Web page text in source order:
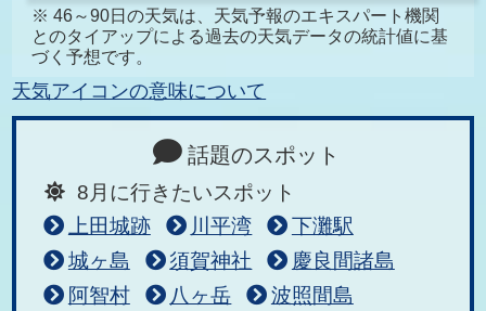
※ 46～90日の天気は、天気予報のエキスパート機関
とのタイアップによる過去の天気データの統計値に基
づく予想です。
天気アイコンの意味について
話題のスポット
8月に行きたいスポット
上田城跡
川平湾
下灘駅
城ヶ島
須賀神社
慶良間諸島
阿智村
八ヶ岳
波照間島